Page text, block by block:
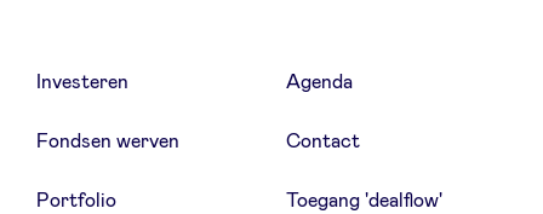
Investeren
Fondsen werven
Portfolio
Agenda
Contact
Toegang 'dealflow'